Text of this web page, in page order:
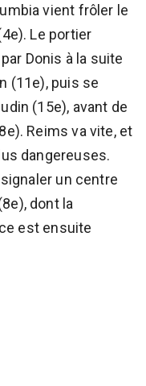
vient frôler le
Le portier
Donis à la suite
(11e), puis se
(15e), avant de
Reims va vite, et
dangereuses.
un centre
dont la
est ensuite